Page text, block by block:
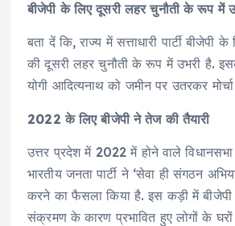
बीजेपी के लिए दूसरी लहर चुनौती के रूप में
बता दें कि, राज्य में सत्ताधारी पार्टी बीजेपी
की दूसरी लहर चुनौती के रूप में उभरी है.
योगी आदित्यनाथ को जमीन पर उतरकर
2022 के लिए बीजेपी ने तेज की तैयारी
उत्तर प्रदेश में 2022 में होने वाले
भारतीय जनता पार्टी ने ‘सेवा ही संगठन
करने का फैसला किया है. इस कड़ी में बीजेपी
संक्रमण के कारण प्रभावित हुए लोगों के